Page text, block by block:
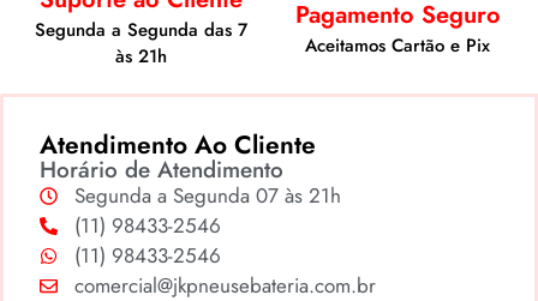
Segunda a Segunda das 7
às 21h
Pagamento Seguro
Aceitamos Cartão e Pix
Atendimento Ao Cliente
Horário de Atendimento
Segunda a Segunda 07 às 21h
(11) 98433-2546
(11) 98433-2546
comercial@jkpneusebateria.com.br